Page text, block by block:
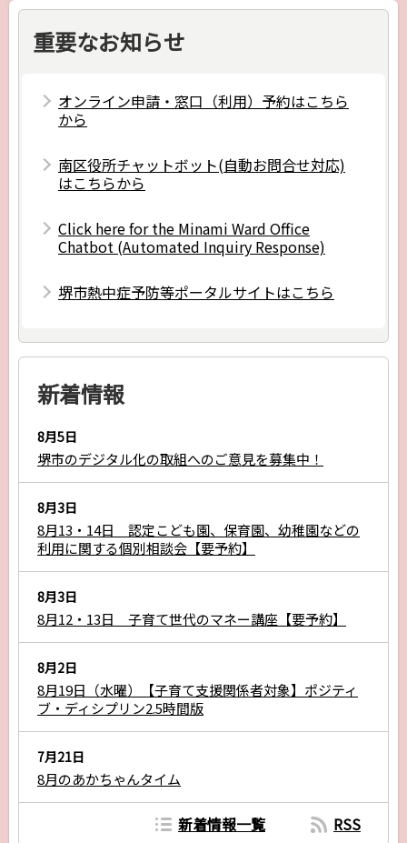
重要なお知らせ
オンライン申請・窓口（利用）予約はこちら
から
南区役所チャットボット(自動お問合せ対応)
はこちらから
Click here for the Minami Ward Office
Chatbot (Automated Inquiry Response)
堺市熱中症予防等ポータルサイトはこちら
新着情報
8月5日
堺市のデジタル化の取組へのご意見を募集中！
8月3日
8月13・14日 認定こども園、保育園、幼稚園などの
利用に関する個別相談会【要予約】
8月3日
8月12・13日 子育て世代のマネー講座【要予約】
8月2日
8月19日（水曜）【子育て支援関係者対象】ポジティ
ブ・ディシプリン2.5時間版
7月21日
8月のあかちゃんタイム
新着情報一覧 RSS